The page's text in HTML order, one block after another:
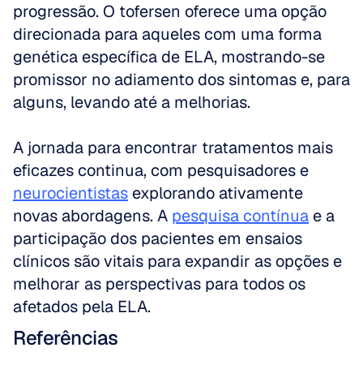
progressão. O tofersen oferece uma opção
direcionada para aqueles com uma forma
genética específica de ELA, mostrando-se
promissor no adiamento dos sintomas e, para
alguns, levando até a melhorias.
A jornada para encontrar tratamentos mais
neurocientistas explorando ativamente
novas abordagens. A pesquisa contínua e a
participação dos pacientes em ensaios
clínicos são vitais para expandir as opções e
melhorar as perspectivas para todos os
afetados pela ELA.
Referências